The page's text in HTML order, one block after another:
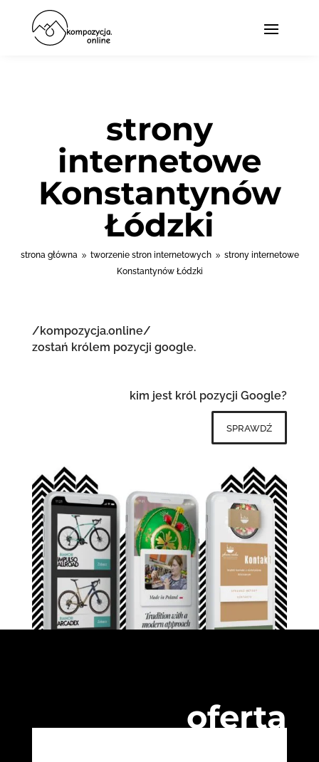
strony
internetowe
Konstantynów
Łódzki
strona główna 9 tworzenie stron internetowych 9 strony internetowe
Konstantynów Łódzki
/kompozycja.online/
zostań królem pozycji google.
kim jest król pozycji Google?
sprawdź
oferta